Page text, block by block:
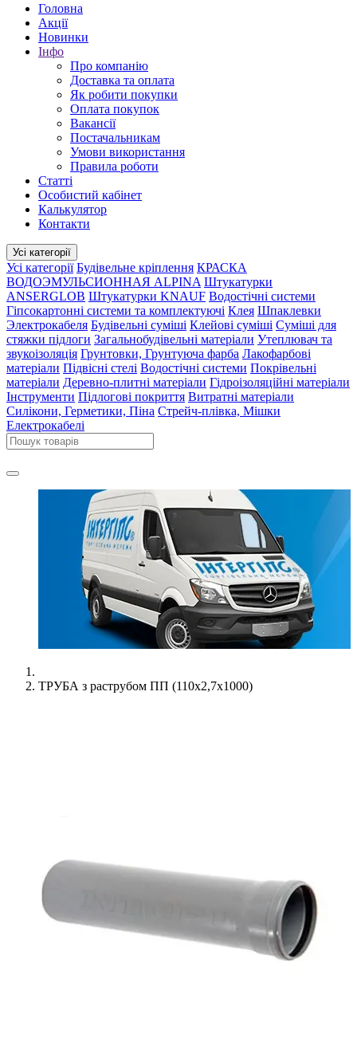
Головна
Акції
Новинки
Інфо
Про компанію
Доставка та оплата
Як робити покупки
Оплата покупок
Вакансії
Постачальникам
Умови використання
Правила роботи
Статті
Особистий кабінет
Калькулятор
Контакти
Усі категорії
Усі категорії Будівельне кріплення КРАСКА
ВОДОЭМУЛЬСИОННАЯ ALPINA Штукатурки
ANSERGLOB Штукатурки KNAUF Водостічні системи
Гіпсокартонні системи та комплектуючі Клея Шпаклевки
Электрокабеля Будівельні суміші Клейові суміші Суміші для
стяжки підлоги Загальнобудівельні матеріали Утеплювач та
звукоізоляція Грунтовки, Грунтуюча фарба Лакофарбові
матеріали Підвісні стелі Водостічні системи Покрівельні
матеріали Деревно-плитні матеріали Гідроізоляційні матеріали
Інструменти Підлогові покриття Витратні матеріали
Силікони, Герметики, Піна Стрейч-плівка, Мішки
Електрокабелі
ТРУБА з раструбом ПП (110х2,7х1000)